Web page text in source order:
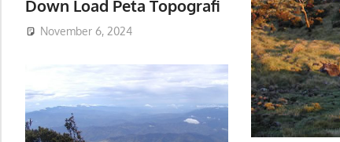
Down Load Peta Topografi
November 6, 2024